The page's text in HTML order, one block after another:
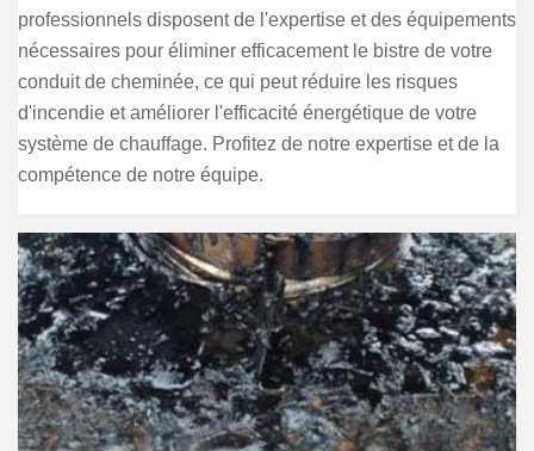
professionnels disposent de l'expertise et des équipements
nécessaires pour éliminer efficacement le bistre de votre
conduit de cheminée, ce qui peut réduire les risques
d'incendie et améliorer l'efficacité énergétique de votre
système de chauffage. Profitez de notre expertise et de la
compétence de notre équipe.